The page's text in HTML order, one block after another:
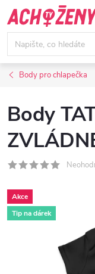
Přejít
na
obsah
Body pro chlapečka
Body
Akce
Tip na dárek